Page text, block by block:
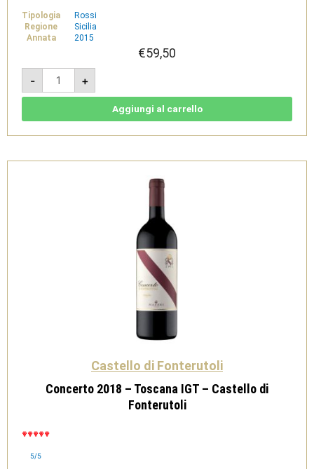
Tipologia
Rossi
Regione
Sicilia
Annata
2015
€59,50
-
Achilles
Terre
siciliane
IGT
+
Aggiungi al carrello
Castello di Fonterutoli
Concerto 2018 – Toscana IGT – Castello di
Fonterutoli
5/5